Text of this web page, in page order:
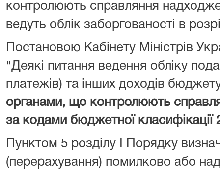
контролюють справляння
ведуть облік заборгованості в
Постановою Кабінету Міністрів
"Деякі питання ведення обліку
платежів) та інших доходів
органами, що контролюють
за кодами бюджетної
Пунктом 5 розділу I Порядку
(перерахування) помилково або